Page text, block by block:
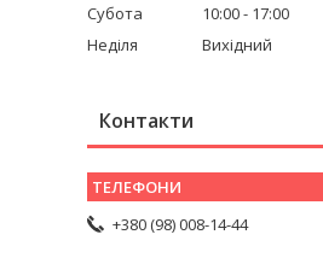
Субота
10:00
17:00
Неділя
Вихідний
Контакти
+380 (98) 008-14-44